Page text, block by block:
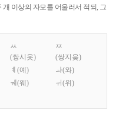
이상의 자모를 어울러서 적되, 그
ㅆ
(쌍시옷)
ㅉ
(쌍지읒)
ㅖ(예)
ㅘ(와)
ㅞ(웨)
ㅟ(위)